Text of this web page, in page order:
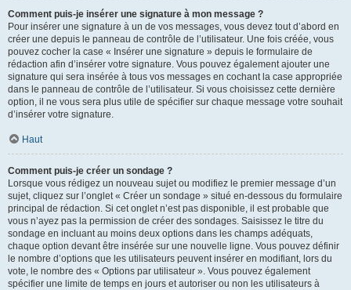
Comment puis-je insérer une signature à mon message ?
Pour insérer une signature à un de vos messages, vous devez tout d’abord en
créer une depuis le panneau de contrôle de l’utilisateur. Une fois créée, vous
pouvez cocher la case « Insérer une signature » depuis le formulaire de
rédaction afin d’insérer votre signature. Vous pouvez également ajouter une
signature qui sera insérée à tous vos messages en cochant la case appropriée
dans le panneau de contrôle de l’utilisateur. Si vous choisissez cette dernière
option, il ne vous sera plus utile de spécifier sur chaque message votre souhait
d’insérer votre signature.
Haut
Comment puis-je créer un sondage ?
Lorsque vous rédigez un nouveau sujet ou modifiez le premier message d’un
sujet, cliquez sur l’onglet « Créer un sondage » situé en-dessous du formulaire
principal de rédaction. Si cet onglet n’est pas disponible, il est probable que
vous n’ayez pas la permission de créer des sondages. Saisissez le titre du
sondage en incluant au moins deux options dans les champs adéquats,
chaque option devant être insérée sur une nouvelle ligne. Vous pouvez définir
le nombre d’options que les utilisateurs peuvent insérer en modifiant, lors du
vote, le nombre des « Options par utilisateur ». Vous pouvez également
spécifier une limite de temps en jours et autoriser ou non les utilisateurs à